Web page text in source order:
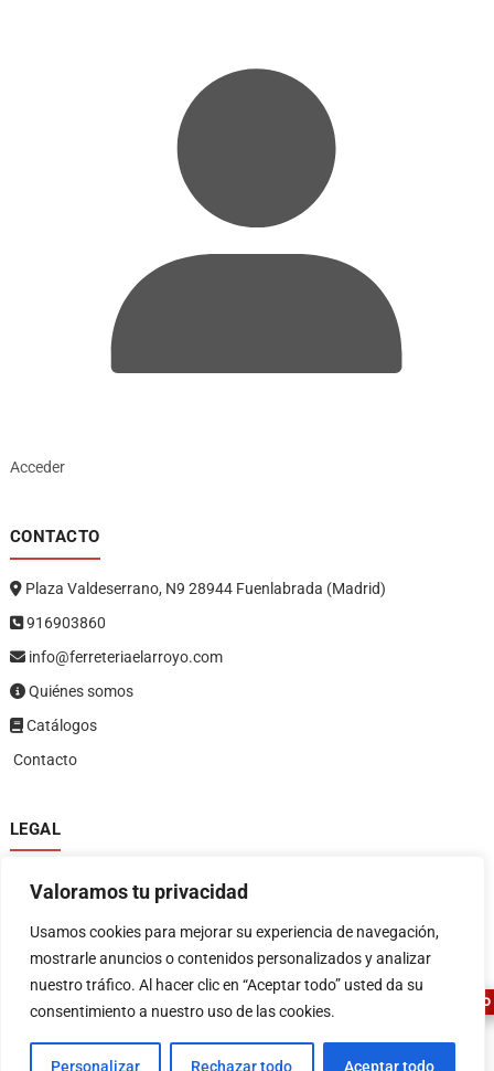
Valoramos tu privacidad
Usamos cookies para mejorar su experiencia de navegación,
mostrarle anuncios o contenidos personalizados y analizar
nuestro tráfico. Al hacer clic en “Aceptar todo” usted da su
consentimiento a nuestro uso de las cookies.
Personalizar Rechazar todo Aceptar todo
Acceder
CONTACTO
Plaza Valdeserrano, N9 28944 Fuenlabrada (Madrid)
916903860
info@ferreteriaelarroyo.com
Quiénes somos
Catálogos
Contacto
LEGAL
Política de privacidad
Política de devoluciones y reembolsos
Términos y condiciones
ASESOR FERRETERO